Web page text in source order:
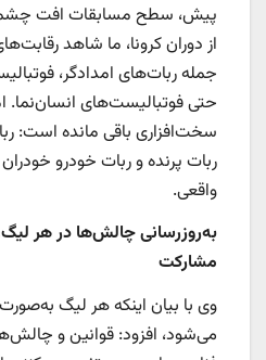
پیش، سطح مسابقات افت
از دوران کرونا، ما شاهد
جمله ربات‌های امدادگر،
حتی فوتبالیست‌های انسان‌نما.
سخت‌افزاری باقی مانده است:
ربات پرنده و ربات خودرو
واقعی.
به‌روزرسانی چالش‌ها در هر
مشارکت
وی با بیان اینکه هر لیگ
می‌شود، افزود: قوانین و